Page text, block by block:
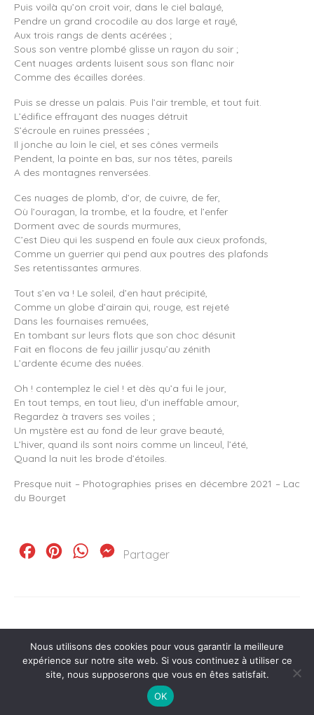
Puis voilà qu’on croit voir, dans le ciel balayé,
Pendre un grand crocodile au dos large et rayé,
Aux trois rangs de dents acérées ;
Sous son ventre plombé glisse un rayon du soir ;
Cent nuages ardents luisent sous son flanc noir
Comme des écailles dorées.
Puis se dresse un palais. Puis l’air tremble, et tout fuit.
L’édifice effrayant des nuages détruit
S’écroule en ruines pressées ;
Il jonche au loin le ciel, et ses cônes vermeils
Pendent, la pointe en bas, sur nos têtes, pareils
A des montagnes renversées.
Ces nuages de plomb, d’or, de cuivre, de fer,
Où l’ouragan, la trombe, et la foudre, et l’enfer
Dorment avec de sourds murmures,
C’est Dieu qui les suspend en foule aux cieux profonds,
Comme un guerrier qui pend aux poutres des plafonds
Ses retentissantes armures.
Tout s’en va ! Le soleil, d’en haut précipité,
Comme un globe d’airain qui, rouge, est rejeté
Dans les fournaises remuées,
En tombant sur leurs flots que son choc désunit
Fait en flocons de feu jaillir jusqu’au zénith
L’ardente écume des nuées.
Oh ! contemplez le ciel ! et dès qu’a fui le jour,
En tout temps, en tout lieu, d’un ineffable amour,
Regardez à travers ses voiles ;
Un mystère est au fond de leur grave beauté,
L’hiver, quand ils sont noirs comme un linceul, l’été,
Quand la nuit les brode d’étoiles.
Presque nuit – Photographies prises en décembre 2021 – Lac
du Bourget
FacebookPinterestWhatsAppMessenger
Partager
Plan de site Mentions Légales Politique de confidentialité 06 65 04 19 92
Nous utilisons des cookies pour vous garantir la meilleure
expérience sur notre site web. Si vous continuez à utiliser ce
site, nous supposerons que vous en êtes satisfait.
OK